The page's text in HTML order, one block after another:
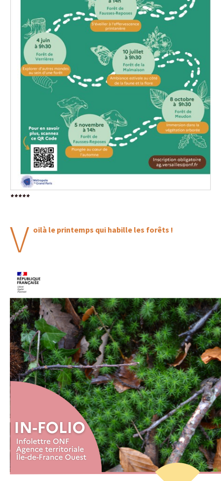
*****
V oilà le printemps qui habille les forêts !